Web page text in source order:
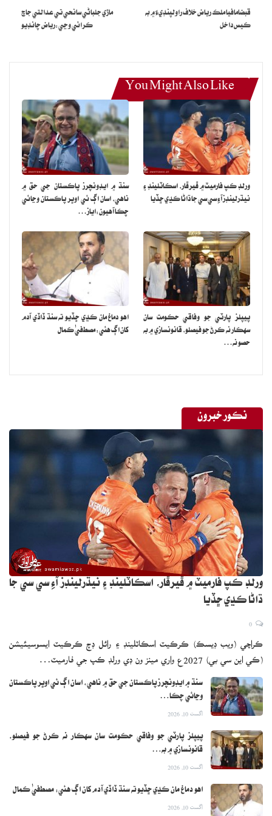
کي روزگار، پناهه ۽ غير قانوني مدد فراهم ڪرڻ قابل سزا ڏوهه آهي، تجزئي
افغانستان ۾ پاڪستان جي اڳوڻي قونصل جنرل اياز وزير دعويٰ ڪئي آهي
ته ڪيترن ئي افغانين پاڪستان جي مختلف ادارن ۾ ڪم ڪندڙ آفيسرن
سان ملي ڀڳت ڪري پاڪستاني شناختي ڪارڊ ۽ پاسپورٽ حاصل ڪيا
لک افغانين جي اڪثريت انهن ماڻهن جي آهي جيڪي طالبان مخالف
سمجهيا وڃن ٿا.
افغانين جي ايتري وڏي انگ کي وطن واپس آڻڻ آسان نه هوندو يورپي يونين
ايجنسي فار ريفيوجيز پاران مئي 2022 ۾ جاري ڪيل رپورٽ موجب، هن
وقت پاڪستان ۾ 30 لک افغاني شهري رهائش پذير آهن.
قبضامافيا ملڪ رياض خلاف راولپنڊيءَ ۾ به
ڪيس داخل
ماڙي جلباڻي سانحي تي عدالتي جاچ
ڪرائي وڃي:رياض چانڊيو
You Might Also Like
ورلڊ ڪپ فارميٽ ۾ ڦيرڦار، اسڪاٽلينڊ ۽
نيڌرلينڊز آءِ سي سي جا ڌاڻا ڪڍي ڇڏيا
سنڌ ۾ ايڊونچرز پاڪستان جي حق ۾
ناهي، اسان اڳ ئي اوڀر پاڪستان وڃائي
چڪا آهيون:اياز…
پيپلز پارٽي جو وفاقي حڪومت سان
سهڪار نه ڪرڻ جو فيصلو، قانونسازي ۾ به
حصو نه…
اهو دماغ مان ڪڍي ڇڏيو ته سنڌ ڏاڏي آدم
کان اڳ هئي: مصطفيٰ ڪمال
نڪور خبرون
ورلڊ ڪپ فارميٽ ۾ ڦيرڦار، اسڪاٽلينڊ ۽ نيڌرلينڊز آءِ سي سي جا
ڌاڻا ڪڍي ڇڏيا
ڪراچي (ويب ڊيسڪ) ڪرڪيٽ اسڪاٽلينڊ ۽ رائل ڊچ ڪرڪيٽ ايسوسيئيشن
(ڪي اين سي بي) 2027ع واري مينز ون ڊي ورلڊ ڪپ جي فارميٽ…
سنڌ ۾ ايڊونچرز پاڪستان جي حق ۾ ناهي، اسان اڳ ئي اوڀر پاڪستان
وڃائي چڪا…
اگست 10, 2026
پيپلز پارٽي جو وفاقي حڪومت سان سهڪار نه ڪرڻ جو فيصلو،
قانونسازي ۾ به…
اگست 10, 2026
اهو دماغ مان ڪڍي ڇڏيو ته سنڌ ڏاڏي آدم کان اڳ هئي: مصطفيٰ ڪمال
اگست 10, 2026